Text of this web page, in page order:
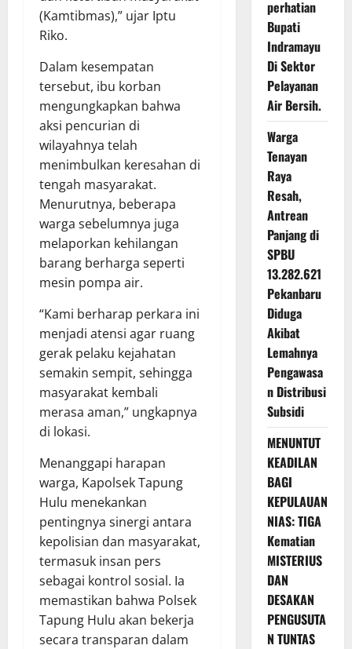
(Kamtibmas),” ujar Iptu
Riko.
Dalam kesempatan
tersebut, ibu korban
mengungkapkan bahwa
aksi pencurian di
wilayahnya telah
menimbulkan keresahan di
tengah masyarakat.
Menurutnya, beberapa
warga sebelumnya juga
melaporkan kehilangan
barang berharga seperti
mesin pompa air.
“Kami berharap perkara ini
menjadi atensi agar ruang
gerak pelaku kejahatan
semakin sempit, sehingga
masyarakat kembali
merasa aman,” ungkapnya
di lokasi.
Menanggapi harapan
warga, Kapolsek Tapung
Hulu menekankan
pentingnya sinergi antara
kepolisian dan masyarakat,
termasuk insan pers
sebagai kontrol sosial. Ia
memastikan bahwa Polsek
Tapung Hulu akan bekerja
secara transparan dalam
perhatian
Bupati
Indramayu
Di Sektor
Pelayanan
Air Bersih.
Warga
Tenayan
Raya
Resah,
Antrean
Panjang di
SPBU
13.282.621
Pekanbaru
Diduga
Akibat
Lemahnya
Pengawasa
n Distribusi
Subsidi
MENUNTUT
KEADILAN
BAGI
KEPULAUAN
NIAS: TIGA
Kematian
MISTERIUS
DAN
DESAKAN
PENGUSUTA
N TUNTAS